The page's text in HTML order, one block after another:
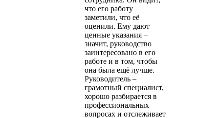
что его работу
заметили, что её
оценили. Ему дают
ценные указания –
значит, руководство
заинтересовано в его
работе и в том, чтобы
она была ещё лучше.
Руководитель –
грамотный специалист,
хорошо разбирается в
профессиональных
вопросах и отслеживает